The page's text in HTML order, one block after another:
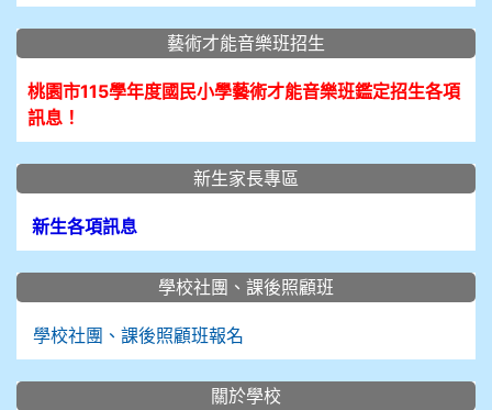
藝術才能音樂班招生
桃園市115學年度國民小學藝術才能音樂班鑑定招生各項
訊息！
新生家長專區
新生各項訊息
學校社團、課後照顧班
學校社團、課後照顧班報名
關於學校